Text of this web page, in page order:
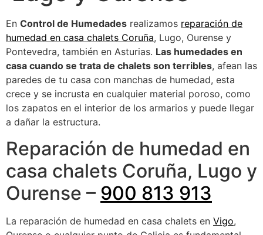
En Control de Humedades realizamos reparación de
humedad en casa chalets Coruña, Lugo, Ourense y
Pontevedra, también en Asturias. Las humedades en
casa cuando se trata de chalets son terribles, afean las
paredes de tu casa con manchas de humedad, esta
crece y se incrusta en cualquier material poroso, como
los zapatos en el interior de los armarios y puede llegar
a dañar la estructura.
Reparación de humedad en
casa chalets Coruña, Lugo y
Ourense – 900 813 913
La reparación de humedad en casa chalets en Vigo,